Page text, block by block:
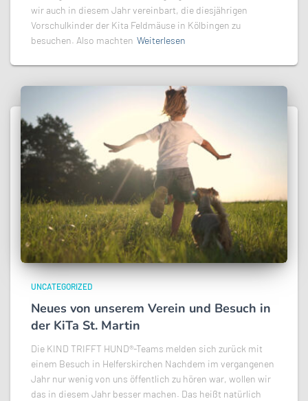
wir auch in diesem Jahr vereinbart, die diesjährigen
Vorschulkinder der Kita Feldmäuse in Kölbingen zu
besuchen. Also machten Weiterlesen
UNCATEGORIZED
Neues von unserem Verein und Besuch in
der KiTa St. Martin
Die KIND TRIFFT HUND®-Teams melden sich zurück mit
einem Besuch in Helferskirchen Nachdem im vergangenen
Jahr nur wenig von uns öffentlich zu hören war, wollen wir
das in diesem Jahr besser machen. Das heißt natürlich